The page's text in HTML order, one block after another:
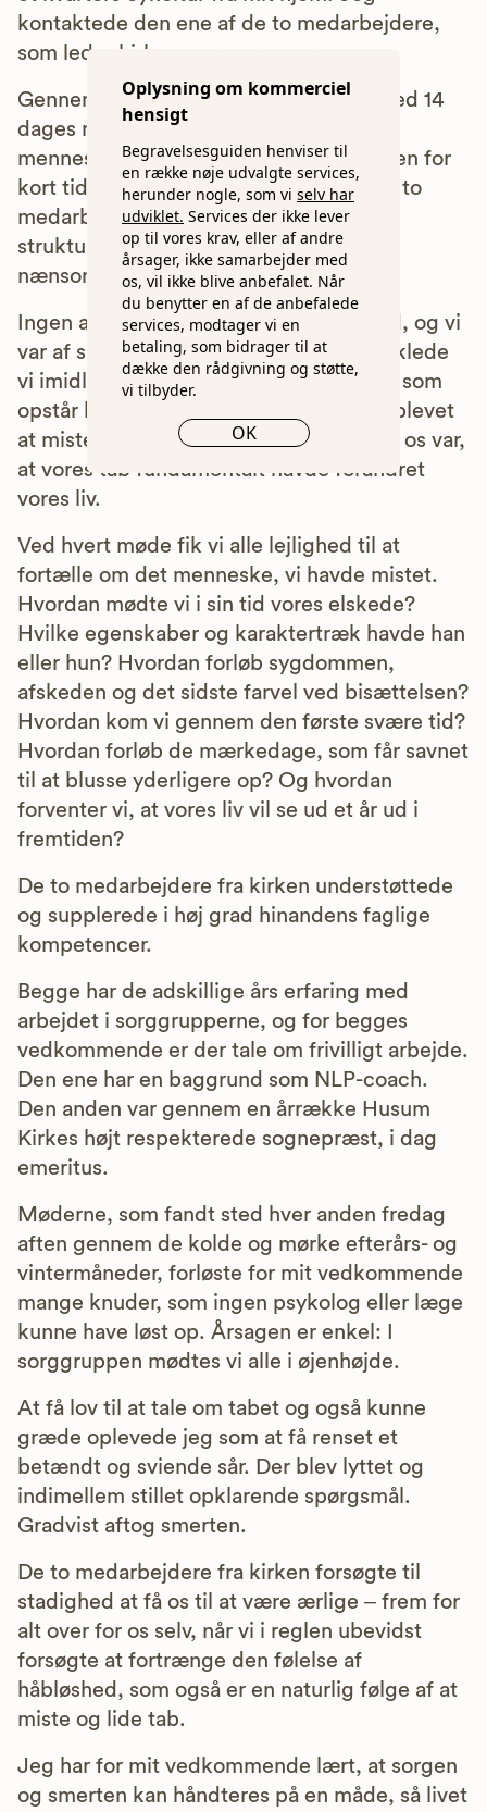
Oplysning om kommerciel
hensigt
Begravelsesguiden henviser til
en række nøje udvalgte services,
herunder nogle, som vi selv har
udviklet. Services der ikke lever
op til vores krav, eller af andre
årsager, ikke samarbejder med
os, vil ikke blive anbefalet. Når
du benytter en af de anbefalede
services, modtager vi en
betaling, som bidrager til at
dække den rådgivning og støtte,
vi tilbyder.
OK
kontaktede den ene af de to medarbejdere,
som leder kirkens sorggrupper.
Gennem de følgende fire måneder – med 14
dages mellemrum – samledes vi seks
mennesker i kirken. Vi var fire, som inden for
kort tid havde mistet en, vi elskede. De to
medarbejdere fra kirken ledede og
strukturerede med stor empati, takt og
nænsom autoritet disse møder.
Ingen af os kendte hinanden på forhånd, og vi
var af sind vidt forskellige. Hurtigt udviklede
vi imidlertid den form for samhørighed, som
opstår blandt mennesker, der alle har oplevet
at miste det bedste, man har. Fælles for os var,
at vores tab fundamentalt havde forandret
vores liv.
Ved hvert møde fik vi alle lejlighed til at
fortælle om det menneske, vi havde mistet.
Hvordan mødte vi i sin tid vores elskede?
Hvilke egenskaber og karaktertræk havde han
eller hun? Hvordan forløb sygdommen,
afskeden og det sidste farvel ved bisættelsen?
Hvordan kom vi gennem den første svære tid?
Hvordan forløb de mærkedage, som får savnet
til at blusse yderligere op? Og hvordan
forventer vi, at vores liv vil se ud et år ud i
fremtiden?
De to medarbejdere fra kirken understøttede
og supplerede i høj grad hinandens faglige
kompetencer.
Begge har de adskillige års erfaring med
arbejdet i sorggrupperne, og for begges
vedkommende er der tale om frivilligt arbejde.
Den ene har en baggrund som NLP-coach.
Den anden var gennem en årrække Husum
Kirkes højt respekterede sognepræst, i dag
emeritus.
Møderne, som fandt sted hver anden fredag
aften gennem de kolde og mørke efterårs- og
vintermåneder, forløste for mit vedkommende
mange knuder, som ingen psykolog eller læge
kunne have løst op. Årsagen er enkel: I
sorggruppen mødtes vi alle i øjenhøjde.
At få lov til at tale om tabet og også kunne
græde oplevede jeg som at få renset et
betændt og sviende sår. Der blev lyttet og
indimellem stillet opklarende spørgsmål.
Gradvist aftog smerten.
De to medarbejdere fra kirken forsøgte til
stadighed at få os til at være ærlige – frem for
alt over for os selv, når vi i reglen ubevidst
forsøgte at fortrænge den følelse af
håbløshed, som også er en naturlig følge af at
miste og lide tab.
Jeg har for mit vedkommende lært, at sorgen
og smerten kan håndteres på en måde, så livet